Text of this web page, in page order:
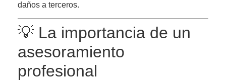
daños a terceros.
💡 La importancia de un
asesoramiento
profesional